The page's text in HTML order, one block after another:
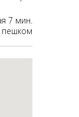
7 мин.
пешком